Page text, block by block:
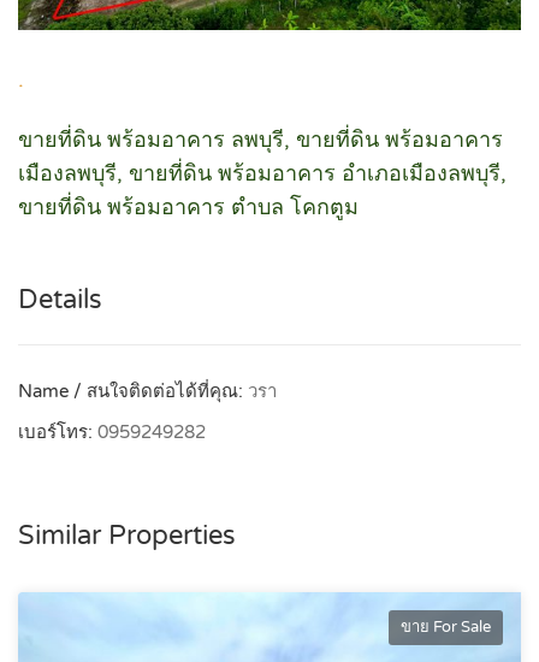
.
ขายที่ดิน พร้อมอาคาร ลพบุรี, ขายที่ดิน พร้อมอาคาร
เมืองลพบุรี, ขายที่ดิน พร้อมอาคาร อำเภอเมืองลพบุรี,
ขายที่ดิน พร้อมอาคาร ตำบล โคกตูม
Details
Name / สนใจติดต่อได้ที่คุณ: วรา
เบอร์โทร: 0959249282
Similar Properties
ขาย For Sale